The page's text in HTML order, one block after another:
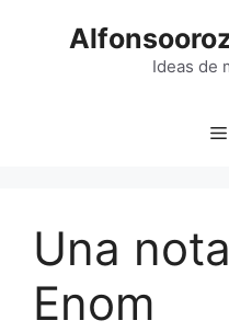
Ideas de
Una
Enom